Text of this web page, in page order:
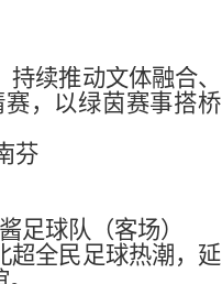
续推动文体融合、
，以绿茵赛事搭桥
芬
足球队（客场）
超全民足球热潮，延